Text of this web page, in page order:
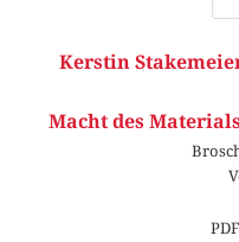
Kerstin
Macht des